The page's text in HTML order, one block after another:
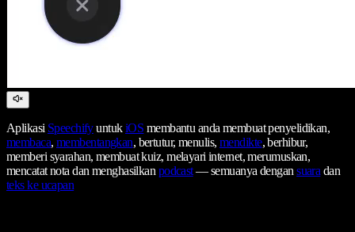
Aplikasi SpeechifyuntukiOS membantu anda membuat penyelidikan,
membaca, membentangkan, bertutur, menulis, mendikte, berhibur,
memberi syarahan, membuat kuiz, melayari internet, merumuskan,
mencatat nota dan menghasilkanpodcast— semuanya dengansuaradan
teks ke ucapan